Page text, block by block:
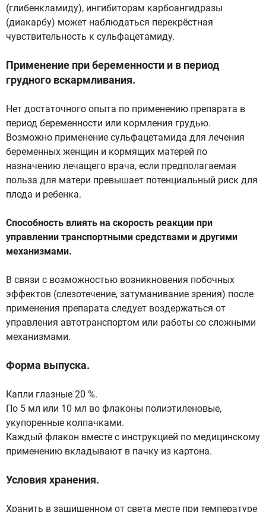
(глибенкламиду), ингибиторам карбоангидразы
(диакарбу) может наблюдаться перекрёстная
чувствительность к сульфацетамиду.
Применение при беременности и в период
грудного вскармливания.
Нет достаточного опыта по применению препарата в
период беременности или кормления грудью.
Возможно применение сульфацетамида для лечения
беременных женщин и кормящих матерей по
назначению лечащего врача, если предполагаемая
польза для матери превышает потенциальный риск для
плода и ребенка.
Способность влиять на скорость реакции при
управлении транспортными средствами и другими
механизмами.
В связи с возможностью возникновения побочных
эффектов (слезотечение, затуманивание зрения) после
применения препарата следует воздержаться от
управления автотранспортом или работы со сложными
механизмами.
Форма выпуска.
Капли глазные 20 %.
По 5 мл или 10 мл во флаконы полиэтиленовые,
укупоренные колпачками.
Каждый флакон вместе с инструкцией по медицинскому
применению вкладывают в пачку из картона.
Условия хранения.
Хранить в защищенном от света месте при температуре